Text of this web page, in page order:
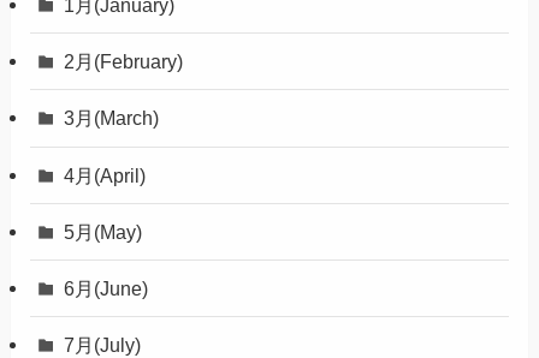
1月(January)
2月(February)
3月(March)
4月(April)
5月(May)
6月(June)
7月(July)